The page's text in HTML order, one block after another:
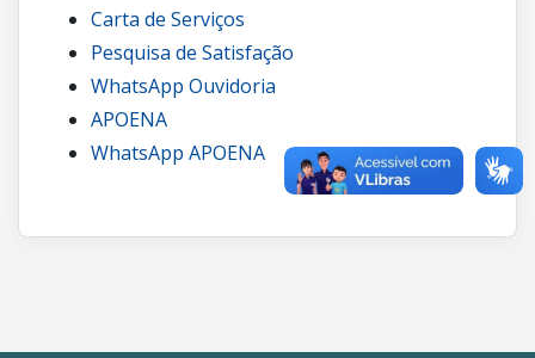
Carta de Serviços
Pesquisa de Satisfação
WhatsApp Ouvidoria
APOENA
WhatsApp APOENA